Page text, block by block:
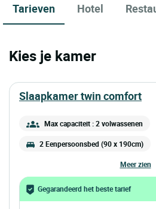
Tarieven Hotel
Kies je kamer
slaapkamer twin comfort
Max capaciteit : 2 volwassenen
2 Eenpersoonsbed (90 x 190cm)
meer zien
Gegarandeerd het beste tarief